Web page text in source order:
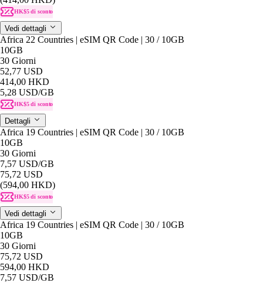
HK$5 di sconto
Vedi dettagli
Africa 22 Countries | eSIM QR Code | 30 / 10GB
10GB
30 Giorni
52,77 USD
414,00 HKD
5,28 USD/GB
HK$5 di sconto
Dettagli
Africa 19 Countries | eSIM QR Code | 30 / 10GB
10GB
30 Giorni
7,57 USD/GB
75,72 USD
(594,00 HKD)
HK$5 di sconto
Vedi dettagli
Africa 19 Countries | eSIM QR Code | 30 / 10GB
10GB
30 Giorni
75,72 USD
594,00 HKD
7,57 USD/GB